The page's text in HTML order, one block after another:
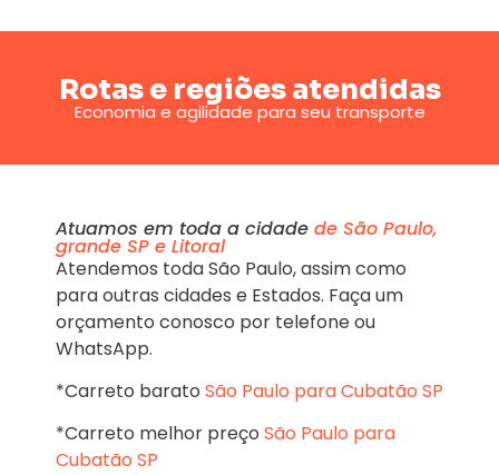
Rotas e regiões atendidas
Economia e agilidade para seu transporte
Atuamos em toda a cidade de São Paulo,
grande SP e Litoral
Atendemos toda São Paulo, assim como
para outras cidades e Estados. Faça um
orçamento conosco por telefone ou
WhatsApp.
*Carreto barato São Paulo para Cubatão SP
*Carreto melhor preço São Paulo para
Cubatão SP